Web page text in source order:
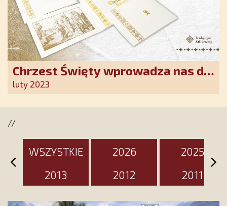
Chrzest Święty wprowadza nas do
wspólnoty Kościoła. Nasz pakiet
luty 2023
//
WSZYSTKIE 2026
2025
2013
2012 2011